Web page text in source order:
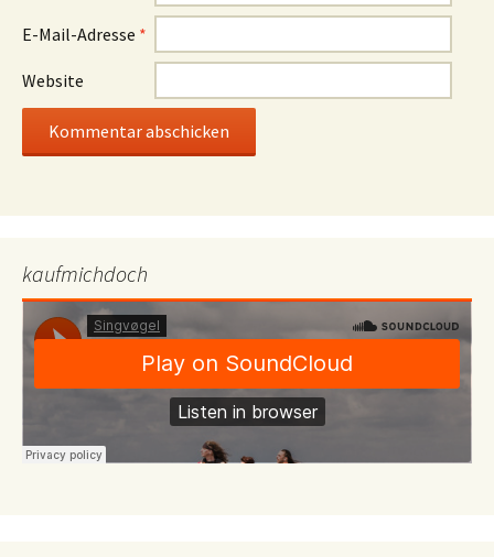
E-Mail-Adresse *
Website
kaufmichdoch